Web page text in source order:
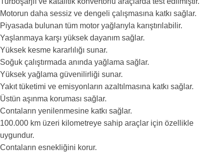
Motorun daha sessiz ve dengeli çalışmasına katkı sağlar.
Piyasada bulunan tüm motor yağlarıyla karıştırılabilir.
Yaşlanmaya karşı yüksek dayanım sağlar.
Yüksek kesme kararlılığı sunar.
Soğuk çalıştırmada anında yağlama sağlar.
Yüksek yağlama güvenilirliği sunar.
Yakıt tüketimi ve emisyonların azaltılmasına katkı sağlar.
Üstün aşınma koruması sağlar.
Contaların yenilenmesine katkı sağlar.
100.000 km üzeri kilometreye sahip araçlar için özellikle
uygundur.
Contaların esnekliğini korur.